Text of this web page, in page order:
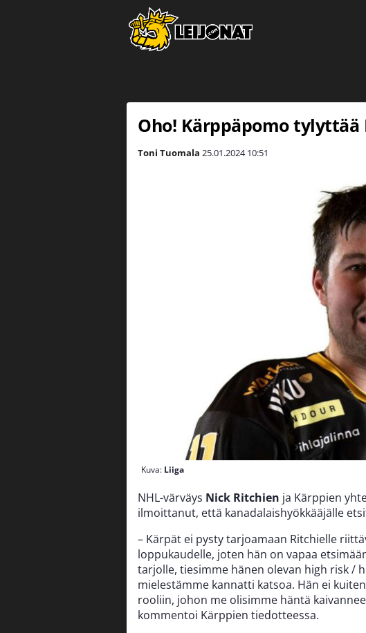
Oho! Kärppäpomo
Toni Tuomala 25.01.2024 10:51
Kuva: Liiga
NHL-värväys Nick Ritchien ja Kärppien
ilmoittanut, että kanadalaishyökkääjälle
– Kärpät ei pysty tarjoamaan Ritchielle
loppukaudelle, joten hän on vapaa
tarjolle, tiesimme hänen olevan high risk /
mielestämme kannatti katsoa. Hän ei
rooliin, johon me olisimme häntä
kommentoi Kärppien tiedotteessa.